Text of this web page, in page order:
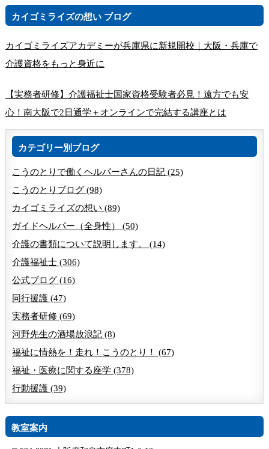
カイゴミライズの想い ブログ
カイゴミライズアカデミーが兵庫県に新規開校｜大阪・兵庫で
介護資格をもっと身近に
【実務者研修】介護福祉士国家資格受験者必見！遠方でも安
心！南大阪で2日通学＋オンラインで完結する講座とは
カテゴリー別ブログ
こうのとりで働くヘルパーさんの日記 (25)
こうのとりブログ (98)
カイゴミライズの想い (89)
ガイドヘルパー（全身性） (50)
介護の書類について説明します。 (14)
介護福祉士 (306)
公式ブログ (16)
同行援護 (47)
実務者研修 (69)
河野先生の酒場放浪記 (8)
福祉に情熱を！走れ！こうのとり！ (67)
福祉・医療に関する座学 (378)
行動援護 (39)
教室案内